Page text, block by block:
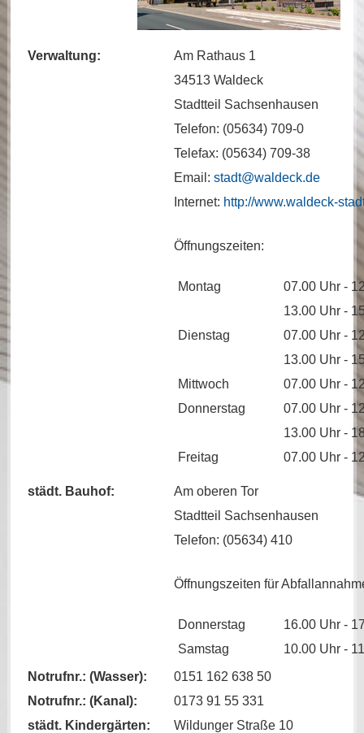
Verwaltung:
Am Rathaus 1
34513 Waldeck
Stadtteil Sachsenhausen
Telefon: (05634) 709-0
Telefax: (05634) 709-38
Email: stadt@waldeck.de
Internet: http://www.waldeck-
Öffnungszeiten:
Montag
07.00 Uhr -
13.00 Uhr -
Dienstag
07.00 Uhr -
13.00 Uhr -
Mittwoch
07.00 Uhr -
Donnerstag
07.00 Uhr -
13.00 Uhr -
Freitag
07.00 Uhr -
städt. Bauhof:
Am oberen Tor
Stadtteil Sachsenhausen
Telefon: (05634) 410
Öffnungszeiten für
Donnerstag
16.00 Uhr -
Samstag
10.00 Uhr -
Notrufnr.: (Wasser):
0151 162 638 50
Notrufnr.: (Kanal):
0173 91 55 331
städt. Kindergärten:
Wildunger Straße 10